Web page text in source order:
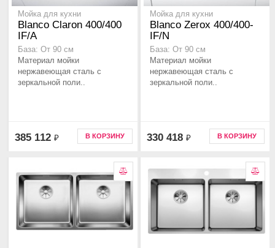
Мойка для кухни
Blanco Claron 400/400
IF/A
База: От 90 см
Материал мойки
нержавеющая сталь с
зеркальной поли..
385 112 ₽ В КОРЗИНУ
Мойка для кухни
Blanco Zerox 400/400-
IF/N
База: От 90 см
Материал мойки
нержавеющая сталь с
зеркальной поли..
330 418 ₽ В КОРЗИНУ